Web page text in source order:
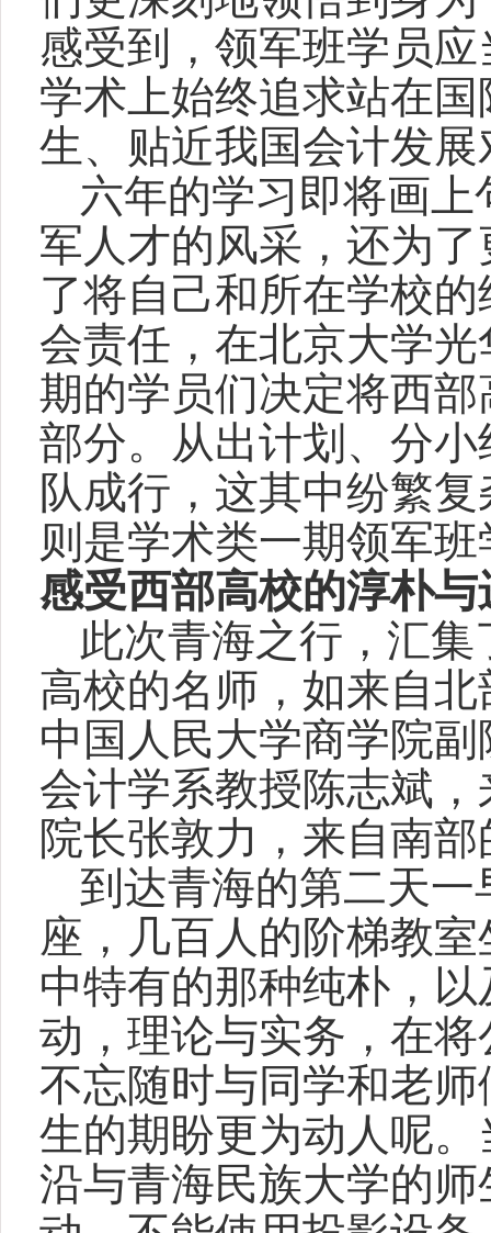
感受到，领军班学员
学术上始终追求站在
生、贴近我国会计发
六年的学习即将画
军人才的风采，还为
了将自己和所在学校
会责任，在北京大学
期的学员们决定将西
部分。从出计划、分
队成行，这其中纷繁
则是学术类一期领军
感受西部高校的淳朴与
此次青海之行，汇
高校的名师，如来自
中国人民大学商学院
会计学系教授陈志斌
院长张敦力，来自南
到达青海的第二天
座，几百人的阶梯教
中特有的那种纯朴，
动，理论与实务，在
不忘随时与同学和老
生的期盼更为动人呢
沿与青海民族大学的